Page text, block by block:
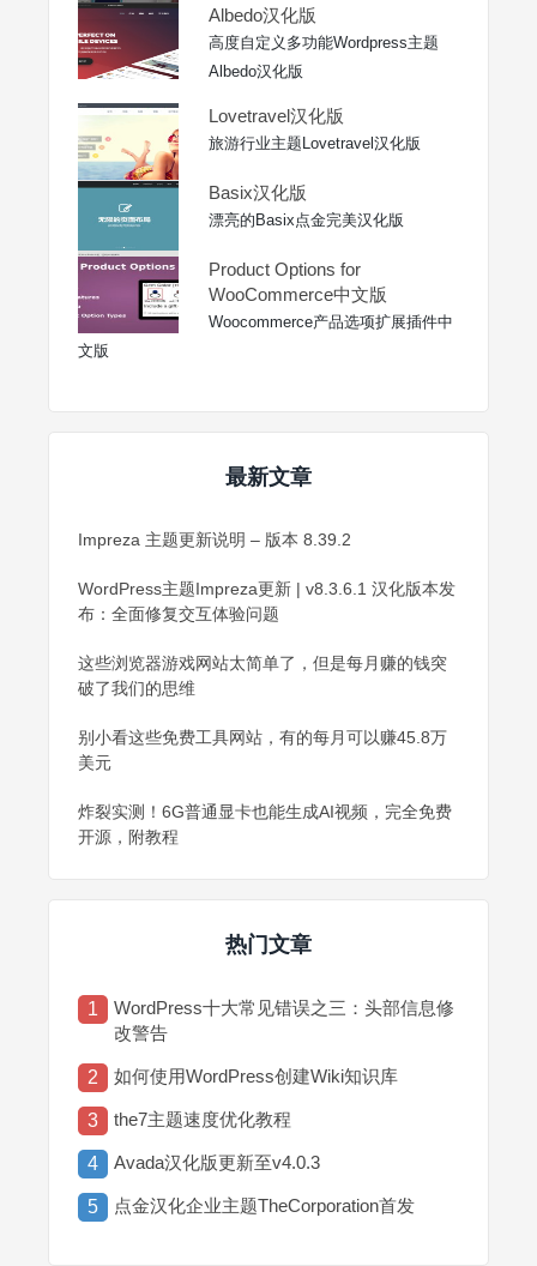
Albedo汉化版
高度自定义多功能Wordpress主题
Albedo汉化版
Lovetravel汉化版
旅游行业主题Lovetravel汉化版
Basix汉化版
漂亮的Basix点金完美汉化版
Product Options for
WooCommerce中文版
Woocommerce产品选项扩展插件中
文版
最新文章
Impreza 主题更新说明 – 版本 8.39.2
WordPress主题Impreza更新 | v8.3.6.1 汉化版本发
布：全面修复交互体验问题
这些浏览器游戏网站太简单了，但是每月赚的钱突
破了我们的思维
别小看这些免费工具网站，有的每月可以赚45.8万
美元
炸裂实测！6G普通显卡也能生成AI视频，完全免费
开源，附教程
热门文章
1
WordPress十大常见错误之三：头部信息修
改警告
2 如何使用WordPress创建Wiki知识库
3 the7主题速度优化教程
4 Avada汉化版更新至v4.0.3
5 点金汉化企业主题TheCorporation首发